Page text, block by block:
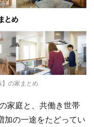
の家まとめ
家庭と、共働き世帯
加の一途をたどってい